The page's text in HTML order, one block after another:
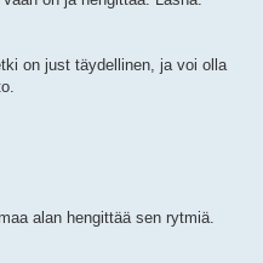
on just täydellinen, ja voi olla
alan hengittää sen rytmiä.